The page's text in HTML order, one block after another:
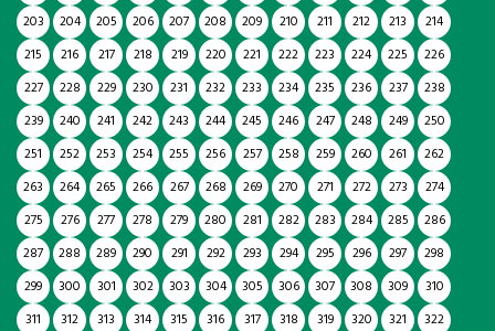
203
204 205 206 207 208 209 210 211 212 213
214
215
216 217 218 219 220 221 222 223 224 225
226
227
228 229 230 231 232 233 234 235 236 237
238
239
240 241 242 243 244 245 246 247 248 249
250
251
252 253 254 255 256 257 258 259 260 261
262
263
264 265 266 267 268 269 270 271 272 273
274
275
276 277 278 279 280 281 282 283 284 285
286
287
288 289 290 291 292 293 294 295 296 297
298
299
300 301 302 303 304 305 306 307 308 309
310
311
312 313 314 315 316 317 318 319 320 321
322